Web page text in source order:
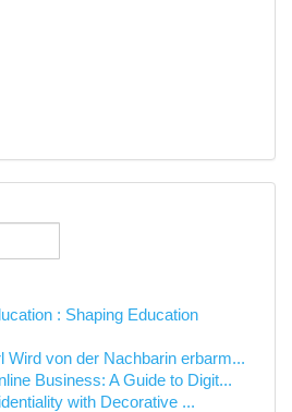
: Shaping Education
Wird von der Nachbarin erbarm...
Business: A Guide to Digit...
with Decorative ...